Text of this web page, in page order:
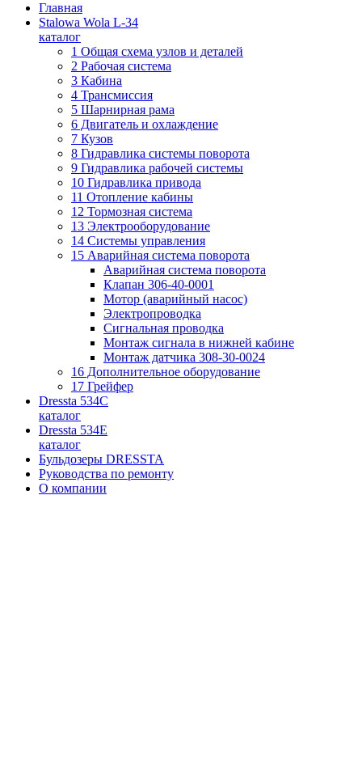
Главная
Stalowa Wola L-34
каталог
1 Общая схема узлов и деталей
2 Рабочая система
3 Кабина
4 Трансмиссия
5 Шарнирная рама
6 Двигатель и охлаждение
7 Кузов
8 Гидравлика системы поворота
9 Гидравлика рабочей системы
10 Гидравлика привода
11 Отопление кабины
12 Тормозная система
13 Электрооборудование
14 Системы управления
15 Аварийная система поворота
Аварийная система поворота
Клапан 306-40-0001
Мотор (аварийный насос)
Электропроводка
Сигнальная проводка
Монтаж сигнала в нижней кабине
Монтаж датчика 308-30-0024
16 Дополнительное оборудование
17 Грейфер
Dressta 534C
каталог
Dressta 534E
каталог
Бульдозеры DRESSTA
Руководства по ремонту
О компании